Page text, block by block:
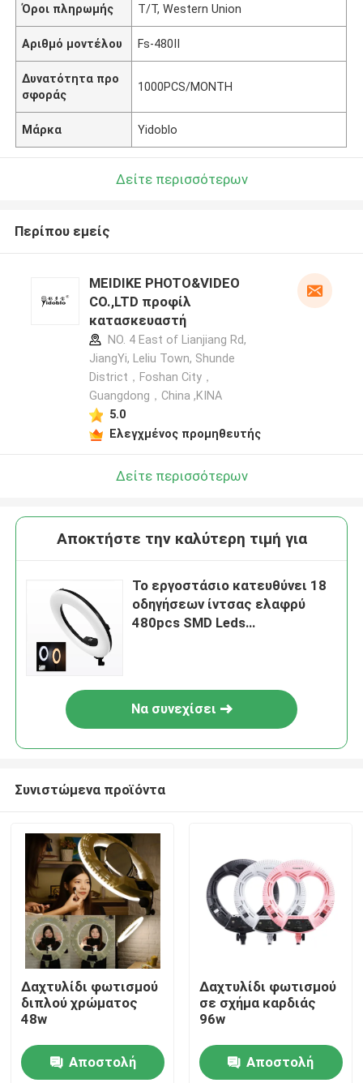
Προϊόντα
Βίντεο
Όροι πληρωμής T/T, Western Union
Αριθμό μοντέλου Fs-480II
Δυνατότητα προ
σφοράς
1000PCS/MONTH
Μάρκα Yidoblo
Δείτε περισσότερων
Περίπου εμείς
MEIDIKE PHOTO&VIDEO
CO.,LTD προφίλ
κατασκευαστή
NO. 4 East of Lianjiang Rd,
JiangYi, Leliu Town, Shunde
District，Foshan City，
Guangdong，China ,ΚΙΝΑ
5.0
Ελεγχμένος προμηθευτής
Δείτε περισσότερων
Αποκτήστε την καλύτερη τιμή για
Το εργοστάσιο κατευθύνει 18
οδηγήσεων ίντσας ελαφρύ
480pcs SMD Leds
Να συνεχίσει
Συνιστώμενα προϊόντα
Δαχτυλίδι φωτισμού
διπλού χρώματος
48w
Αποστολή
Δαχτυλίδι φωτισμού
σε σχήμα καρδιάς
96w
Αποστολή